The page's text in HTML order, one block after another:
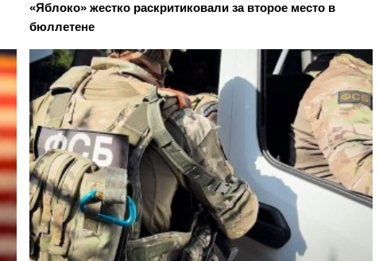
«Яблоко» жестко раскритиковали за второе место в
бюллетене